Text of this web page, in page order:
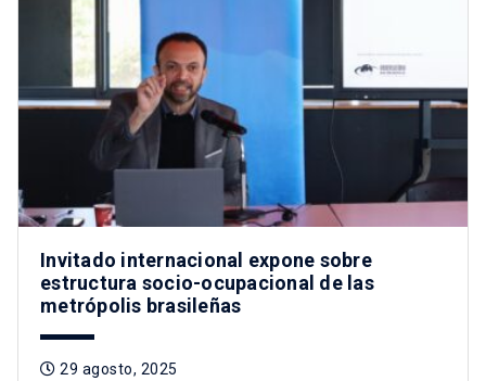
Invitado internacional expone sobre
estructura socio-ocupacional de las
metrópolis brasileñas
29 agosto, 2025